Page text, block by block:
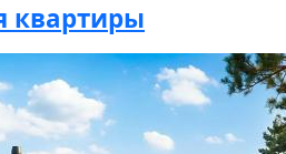
квартиры